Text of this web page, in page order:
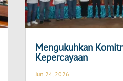
Mengukuhkan
Kepercayaan
Jun 24, 2026